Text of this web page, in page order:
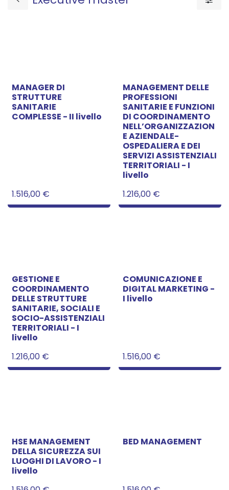
MANAGER DI
STRUTTURE
SANITARIE
COMPLESSE - II livello
1.516,00 €
MANAGEMENT DELLE
PROFESSIONI
SANITARIE E FUNZIONI
DI COORDINAMENTO
NELL’ORGANIZZAZION
E AZIENDALE-
OSPEDALIERA E DEI
SERVIZI ASSISTENZIALI
TERRITORIALI - I
livello
1.216,00€
GESTIONE E
COORDINAMENTO
DELLE STRUTTURE
SANITARIE, SOCIALI E
SOCIO-ASSISTENZIALI
TERRITORIALI - I
livello
1.216,00 €
COMUNICAZIONE E
DIGITAL MARKETING -
I livello
1.516,00€
HSE MANAGEMENT
DELLA SICUREZZA SUI
LUOGHI DI LAVORO - I
livello
BED MANAGEMENT